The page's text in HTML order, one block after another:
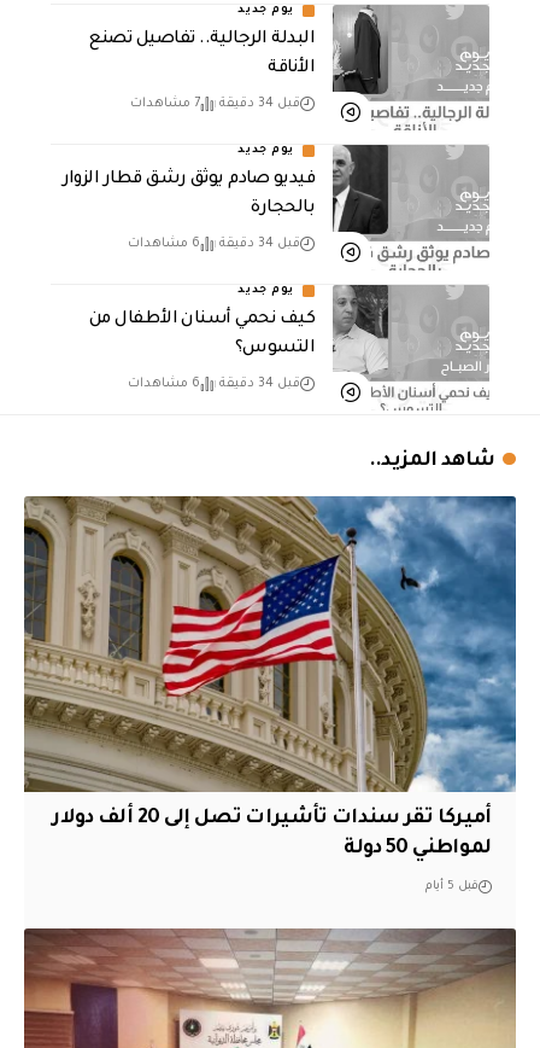
يوم جديد
البدلة الرجالية.. تفاصيل تصنع
الأناقة
قبل 34 دقيقة 7 مشاهدات
يوم جديد
فيديو صادم يوثق رشق قطار الزوار
بالحجارة
قبل 34 دقيقة 6 مشاهدات
يوم جديد
كيف نحمي أسنان الأطفال من
التسوس؟
قبل 34 دقيقة 6 مشاهدات
شاهد المزيد..
أميركا تقر سندات تأشيرات تصل إلى 20 ألف دولار
لمواطني 50 دولة
قبل 5 أيام